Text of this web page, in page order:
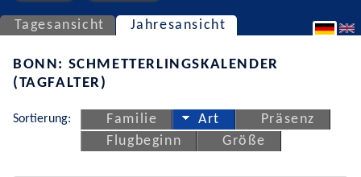
Tagesansicht Jahresansicht
BONN: SCHMETTERLINGSKALENDER
(TAGFALTER)
Sortierung: Familie Art
Präsenz
Flugbeginn
Größe